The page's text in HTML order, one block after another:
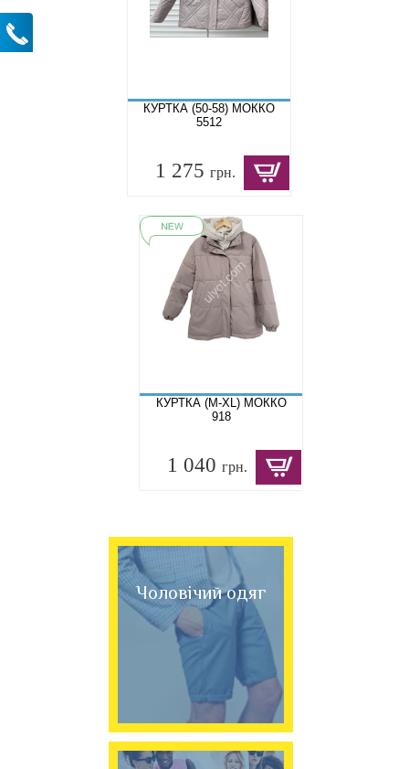
КУРТКА (50-58) МОККО
5512
1 275грн.
КУРТКА (M-XL) МОККО
918
1 040грн.
Чоловічий одяг